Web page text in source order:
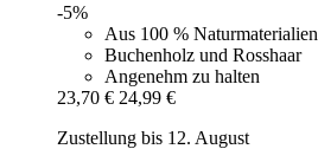
-5%
Aus 100 % Naturmaterialien
Buchenholz und Rosshaar
Angenehm zu halten
23,70 € 24,99 €
Zustellung bis 12. August